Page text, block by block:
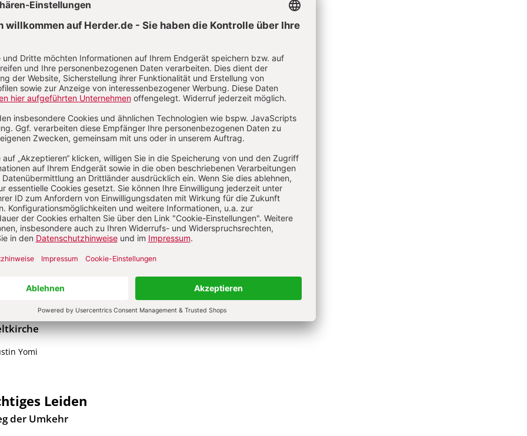
entsteht in Gemeinschaft
Diakonia-Redaktion
dass ich dir tue?"
Gefühl für Seelsorge
Modell christlicher Weltbeziehungen
inneren Einstellung
pastoralen Handelns
Yomi
Leiden
der Umkehr